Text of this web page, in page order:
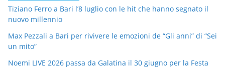
Tiziano Ferro a Bari l’8 luglio con le hit che hanno segnato il
nuovo millennio
Max Pezzali a Bari per rivivere le emozioni de “Gli anni” di “Sei
un mito”
Noemi LIVE 2026 passa da Galatina il 30 giugno per la Festa